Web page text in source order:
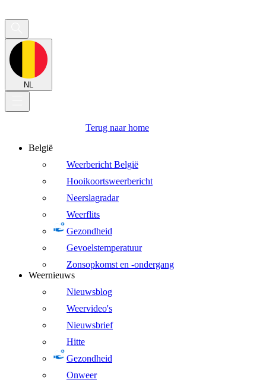
NL
Terug naar home
België
Weerbericht België
Hooikoortsweerbericht
Neerslagradar
Weerflits
Gezondheid
Gevoelstemperatuur
Zonsopkomst en -ondergang
Weernieuws
Nieuwsblog
Weervideo's
Nieuwsbrief
Hitte
Gezondheid
Onweer